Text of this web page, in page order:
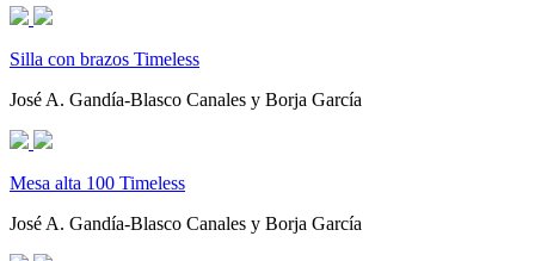
Silla con brazos Timeless
José A. Gandía-Blasco Canales y Borja García
Mesa alta 100 Timeless
José A. Gandía-Blasco Canales y Borja García